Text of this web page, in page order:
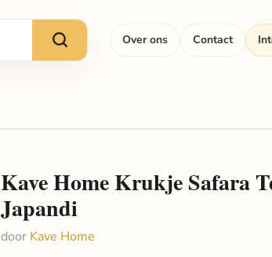
Over ons Contact
Kave Home Krukje Safara
Japandi
door Kave Home